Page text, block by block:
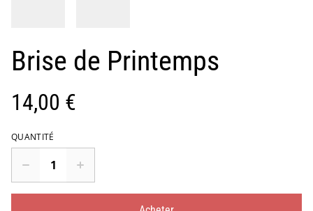
Brise de Printemps
14,00 €
QUANTITÉ